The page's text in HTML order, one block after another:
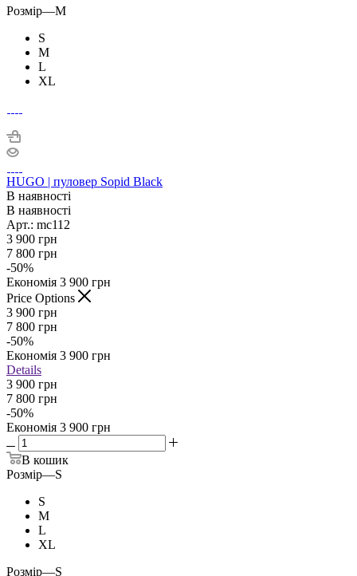
Розмір—M
S
M
L
XL
HUGO | пуловер Sopid Black
В наявності
В наявності
Арт.: mc112
3 900 грн
7 800 грн
-50%
Економія 3 900 грн
Price Options
3 900 грн
7 800 грн
-50%
Економія 3 900 грн
Details
3 900 грн
7 800 грн
-50%
Економія 3 900 грн
В кошик
Розмір—S
S
M
L
XL
Розмір—S